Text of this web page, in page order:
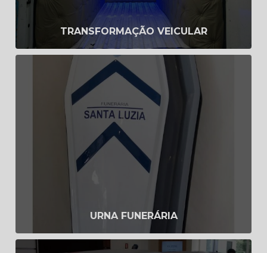
TRANSFORMAÇÃO VEICULAR
URNA FUNERÁRIA
Urna funerária
Saiba Mais